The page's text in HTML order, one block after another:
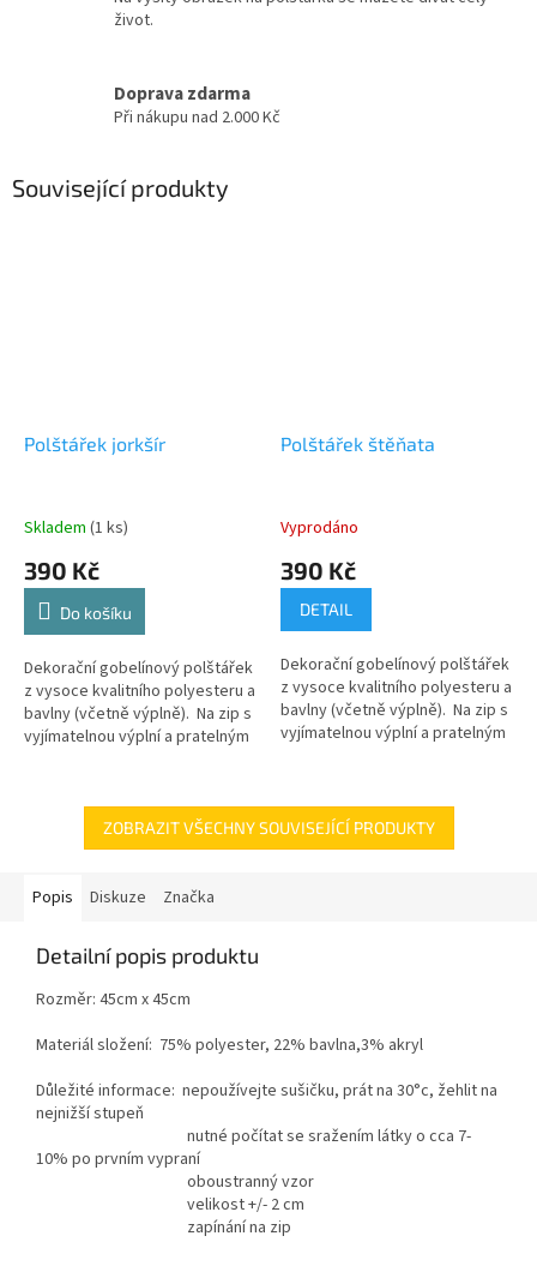
život.
Doprava zdarma
Při nákupu nad 2.000 Kč
Související produkty
Polštářek jorkšír
Skladem (1 ks)
390 Kč
Do košíku
Dekorační gobelínový polštářek
z vysoce kvalitního polyesteru a
bavlny (včetně výplně). Na zip s
vyjímatelnou výplní a pratelným
Polštářek štěňata
Vyprodáno
390 Kč
DETAIL
Dekorační gobelínový polštářek
z vysoce kvalitního polyesteru a
bavlny (včetně výplně). Na zip s
vyjímatelnou výplní a pratelným
ZOBRAZIT VŠECHNY SOUVISEJÍCÍ PRODUKTY
Popis Diskuze Značka
Detailní popis produktu
Rozměr: 45cm x 45cm
Materiál složení: 75% polyester, 22% bavlna,3% akryl
Důležité informace: nepoužívejte sušičku, prát na 30°c, žehlit na
nejnižší stupeň
nutné počítat se sražením látky o cca 7-
10% po prvním vypraní
oboustranný vzor
velikost +/- 2 cm
zapínání na zip